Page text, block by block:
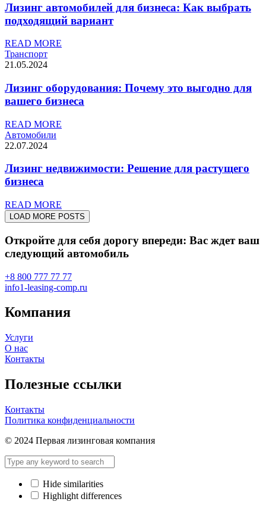
Лизинг автомобилей для бизнеса: Как выбрать
подходящий вариант
READ MORE
Транспорт
21.05.2024
Лизинг оборудования: Почему это выгодно для
вашего бизнеса
READ MORE
Автомобили
22.07.2024
Лизинг недвижимости: Решение для растущего
бизнеса
READ MORE
LOAD MORE POSTS
Откройте для себя дорогу впереди: Вас ждет ваш
следующий автомобиль
+8 800 777 77 77
info1-leasing-comp.ru
Компания
Услуги
О нас
Контакты
Полезные ссылки
Контакты
Политика конфиденциальности
© 2024 Первая лизинговая компания
Hide similarities
Highlight differences